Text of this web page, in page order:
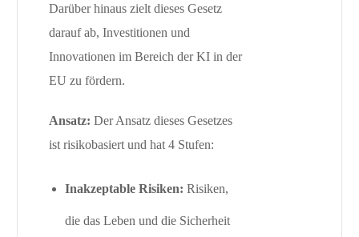
Darüber hinaus zielt dieses Gesetz
darauf ab, Investitionen und
Innovationen im Bereich der KI in der
EU zu fördern.
Ansatz: Der Ansatz dieses Gesetzes
ist risikobasiert und hat 4 Stufen:
Inakzeptable Risiken: Risiken,
die das Leben und die Sicherheit